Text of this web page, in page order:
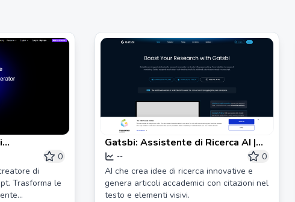
0
di
Trasforma le
Gatsbi: Assistente di Ricerca AI |
Scrittore di Articoli Scientifici
--
0
AI che crea idee di ricerca innovative e
genera articoli accademici con citazioni nel
testo e elementi visivi.